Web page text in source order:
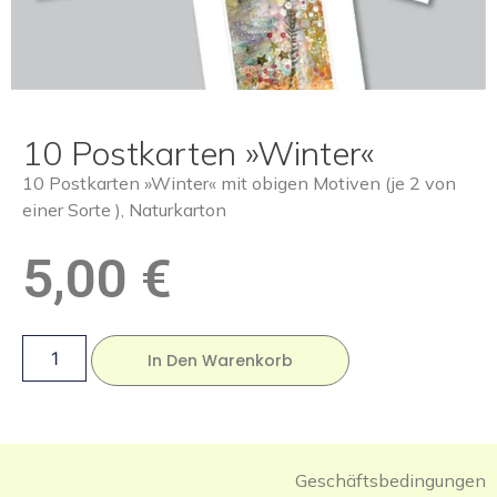
10 Postkarten »Winter«
10 Postkarten »Winter« mit obigen Motiven (je 2 von
einer Sorte ), Naturkarton
5,00 €
In Den Warenkorb
Geschäftsbedingungen